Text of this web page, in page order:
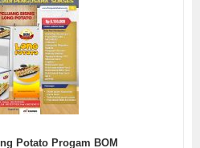
Potato Progam BOM